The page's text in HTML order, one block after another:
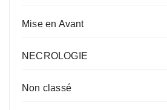
Mise en Avant
NECROLOGIE
Non classé